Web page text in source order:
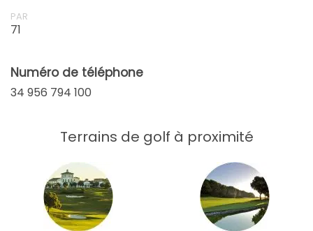
PAR
71
Numéro de téléphone
34 956 794 100
Terrains de golf à proximité